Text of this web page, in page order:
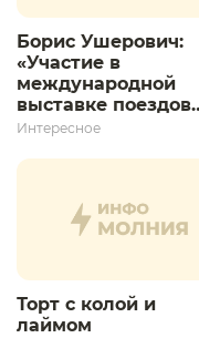
Борис Ушерович:
«Участие в
международной
выставке поездов
дает толчок для
развития»
Интересное
Торт с колой и
лаймом